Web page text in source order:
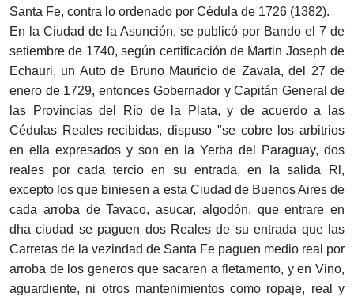
Santa Fe, contra lo ordenado por Cédula de 1726 (1382).
En la Ciudad de la Asunción, se publicó por Bando el 7 de
setiembre de 1740, según certificación de Martin Joseph de
Echauri, un Auto de Bruno Mauricio de Zavala, del 27 de
enero de 1729, entonces Gobernador y Capitán General de
las Provincias del Río de la Plata, y de acuerdo a las
Cédulas Reales recibidas, dispuso "se cobre los arbitrios
en ella expresados y son en la Yerba del Paraguay, dos
reales por cada tercio en su entrada, en la salida Rl,
excepto los que biniesen a esta Ciudad de Buenos Aires de
cada arroba de Tavaco, asucar, algodón, que entrare en
dha ciudad se paguen dos Reales de su entrada que las
Carretas de la vezindad de Santa Fe paguen medio real por
arroba de los generos que sacaren a fletamento, y en Vino,
aguardiente, ni otros mantenimientos como ropaje, real y